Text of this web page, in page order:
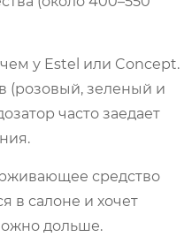
у Estel или Concept.
(розовый, зеленый и
часто заедает
средство
в салоне и хочет
дольше.